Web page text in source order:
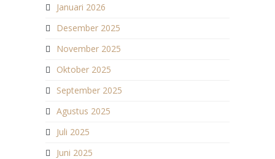
Januari 2026
Desember 2025
November 2025
Oktober 2025
September 2025
Agustus 2025
Juli 2025
Juni 2025